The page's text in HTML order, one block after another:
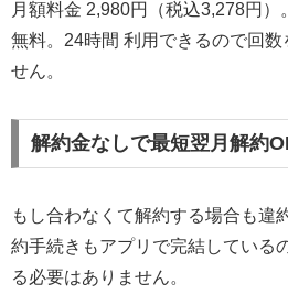
月額料金 2,980円（税込3,278円
無料。24時間 利用できるので回数
せん。
解約金なしで最短翌月解約
もし合わなくて解約する場合も違
約手続きもアプリで完結している
る必要はありません。